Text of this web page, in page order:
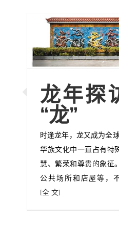
龙年探
“龙”
时逢龙年，龙又成为全
华族文化中一直占有特
慧、繁荣和尊贵的象征
公共场所和店屋等，
[全 文]